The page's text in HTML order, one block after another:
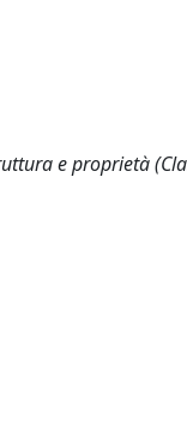
e proprietà